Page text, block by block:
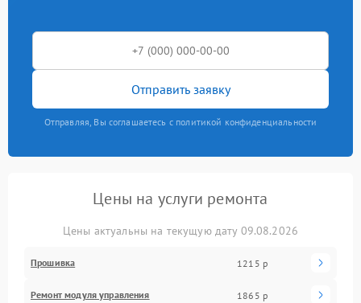
Отправить заявку
Отправляя, Вы соглашаетесь с политикой конфиденциальности
Цены на услуги ремонта
Цены актуальны на текущую дату 09.08.2026
Прошивка 1215 р
Ремонт модуля управления 1865 р